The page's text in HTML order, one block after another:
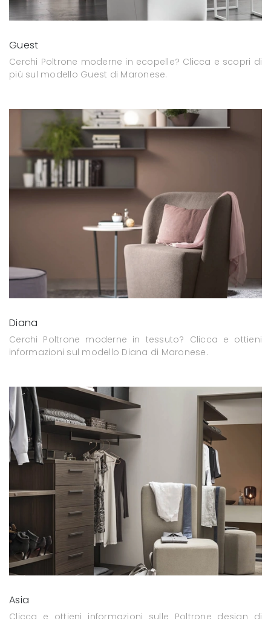
Guest
Cerchi Poltrone moderne in ecopelle? Clicca e scopri di
più sul modello Guest di Maronese.
Diana
Cerchi Poltrone moderne in tessuto? Clicca e ottieni
informazioni sul modello Diana di Maronese.
Asia